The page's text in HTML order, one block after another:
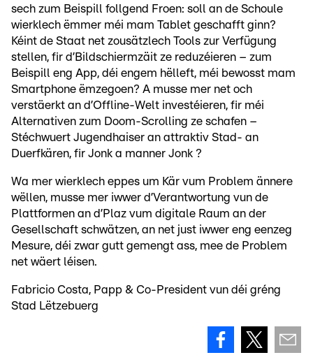
sech zum Beispill follgend Froen: soll an de Schoule
wierklech ëmmer méi mam Tablet geschafft ginn?
Kéint de Staat net zousätzlech Tools zur Verfügung
stellen, fir d’Bildschiermzäit ze reduzéieren – zum
Beispill eng App, déi engem hëlleft, méi bewosst mam
Smartphone ëmzegoen? A musse mer net och
verstäerkt an d’Offline-Welt investéieren, fir méi
Alternativen zum Doom-Scrolling ze schafen –
Stéchwuert Jugendhaiser an attraktiv Stad- an
Duerfkären, fir Jonk a manner Jonk ?
Wa mer wierklech eppes um Kär vum Problem ännere
wëllen, musse mer iwwer d’Verantwortung vun de
Plattformen an d’Plaz vum digitale Raum an der
Gesellschaft schwätzen, an net just iwwer eng eenzeg
Mesure, déi zwar gutt gemengt ass, mee de Problem
net wäert léisen.
Fabricio Costa, Papp & Co-President vun déi gréng
Stad Lëtzebuerg